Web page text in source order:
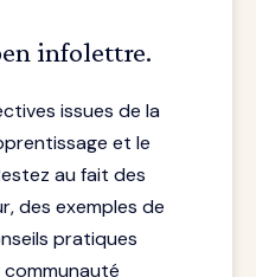
infolettre.
issues de la
et le
au fait des
des exemples de
pratiques